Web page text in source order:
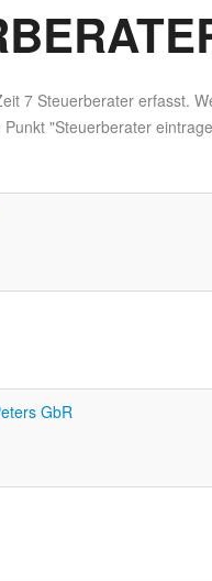
7 Steuerberater erfasst.
"Steuerberater
GbR